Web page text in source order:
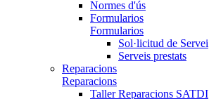
Normes d'ús
Formularios
Formularios
Sol·licitud de Servei
Serveis prestats
Reparacions
Reparacions
Taller Reparacions SATDI